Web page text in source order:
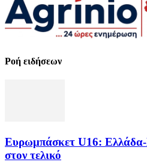
Ροή ειδήσεων
Ευρωμπάσκετ U16: Ελλάδα-
στον τελικό